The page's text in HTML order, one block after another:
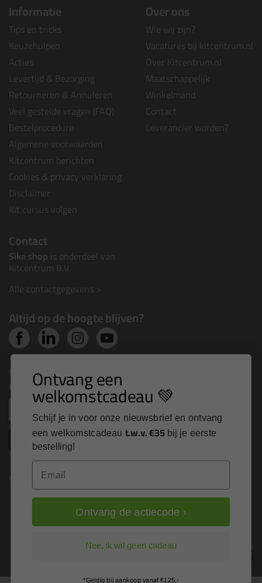
Informatie
Tips en tricks
Keuzehulpen
Acties
Levertijd & Bezorging
Retourneren & Annuleren
Veel gestelde vragen (FAQ)
Bestelprocedure
Algemene voorwaarden
Kitcentrum berichten
Cookies & privacy verklaring
Disclaimer
Kit cursus volgen
Over ons
Wie wij zijn?
Vacatures bij kitcentrum.nl
Over Kitcentrum.nl
Maatschappelijk
Winkelmand
Contact
Leverancier worden?
Contact
Sika shop is onderdeel van
Kitcentrum B.V.
Alle contactgegevens >
Altijd op de hoogte blijven?
Nieuws, tips en exclusieve deals rechtstreeks in je
inbox
Inschrijven
Kitcentrum is trots op:
Alle prijzen zijn in EURO en excl. 21% BTW
Ontvang een
welkomstcadeau 💚
Schijf je in voor onze nieuwsbrief en ontvang
een welkomstcadeau t.w.v. €35 bij je eerste
bestelling!
Email
Ontvang de actiecode ›
Nee, ik wil geen cadeau
*Geldig bij aankoop vanaf €125,-